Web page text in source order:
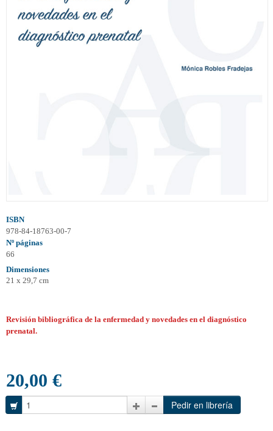
ISBN
978-84-18763-00-7
Nº páginas
66
Dimensiones
21 x 29,7 cm
Revisión bibliográfica de la enfermedad y novedades en el diagnóstico
prenatal.
20,00 €